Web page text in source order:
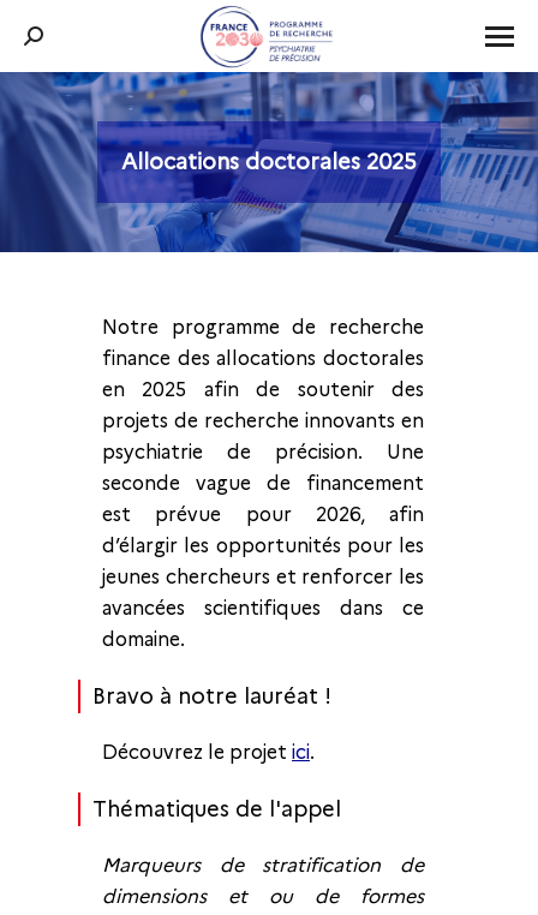
Recherche
:
Allocations doctorales 2025
Vous êtes ici :
Notre programme de recherche
finance des allocations doctorales
en 2025 afin de soutenir des
projets de recherche innovants en
psychiatrie de précision. Une
seconde vague de financement
est prévue pour 2026, afin
d’élargir les opportunités pour les
jeunes chercheurs et renforcer les
avancées scientifiques dans ce
domaine.
Bravo à notre lauréat !
Découvrez le projet ici.
Thématiques de l'appel
Marqueurs de stratification de
dimensions et ou de formes